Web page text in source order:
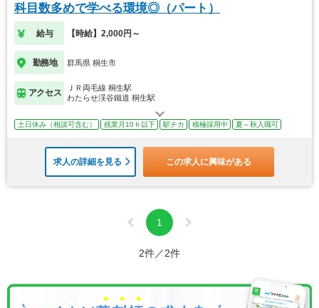
科目数多めで学べる環境◎（パート）
給与 【時給】2,000円～
勤務地 群馬県 桐生市
アクセス
ＪＲ両毛線 桐生駅
わたらせ渓谷鐵道 桐生駅
土日休み（相談可含む） 残業月10ｈ以下 駅チカ 積極採用中 夏～秋入職可
求人の詳細を見る この求人に興味がある
1
2件／2件